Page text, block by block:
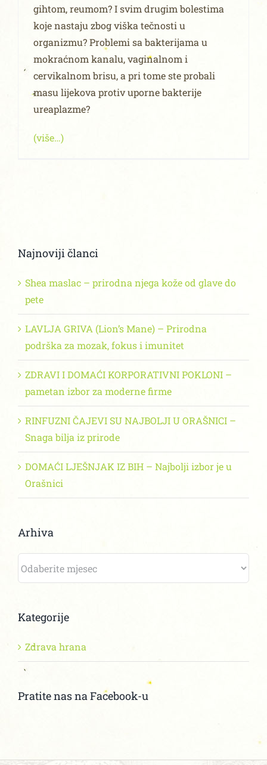
gihtom, reumom? I svim drugim bolestima
koje nastaju zbog viška tečnosti u
organizmu? Problemi sa bakterijama u
mokraćnom kanalu, vaginalnom i
cervikalnom brisu, a pri tome ste probali
masu lijekova protiv uporne bakterije
ureaplazme?
(više…)
Najnoviji članci
Shea maslac – prirodna njega kože od glave do
pete
LAVLJA GRIVA (Lion’s Mane) – Prirodna
podrška za mozak, fokus i imunitet
ZDRAVI I DOMAĆI KORPORATIVNI POKLONI –
pametan izbor za moderne firme
RINFUZNI ČAJEVI SU NAJBOLJI U ORAŠNICI –
Snaga bilja iz prirode
DOMAĆI LJEŠNJAK IZ BIH – Najbolji izbor je u
Orašnici
Arhiva
Kategorije
Zdrava hrana
Pratite nas na Facebook-u